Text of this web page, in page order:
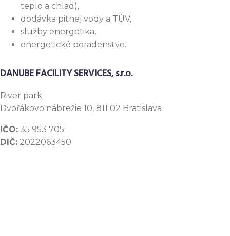
teplo a chlad),
dodávka pitnej vody a TÚV,
služby energetika,
energetické poradenstvo.
DANUBE FACILITY SERVICES, s.r.o.
River park
Dvořákovo nábrežie 10, 811 02 Bratislava
IČO: 35 953 705
DIČ: 2022063450